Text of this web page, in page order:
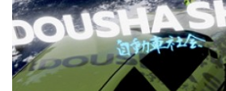
Professional Farmer